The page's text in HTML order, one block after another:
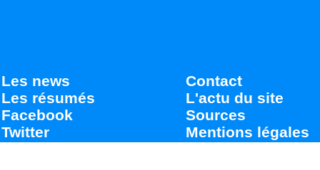
Les news
Les résumés
Facebook
Twitter
Contact
L'actu du site
Sources
Mentions légales